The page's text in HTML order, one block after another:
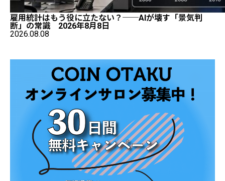
雇用統計はもう役に立たない？──AIが壊す「景気判
断」の常識 2026年8月8日
2026.08.08